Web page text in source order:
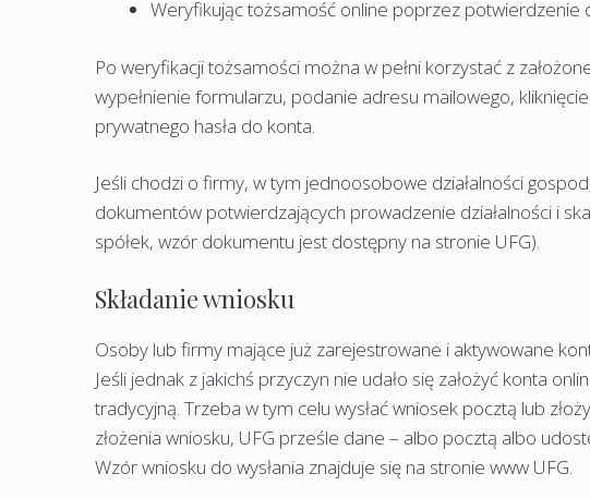
Weryfikując tożsamość online poprzez potwierdzenie
Po weryfikacji tożsamości można w pełni korzystać z
wypełnienie formularzu, podanie adresu mailowego,
prywatnego hasła do konta.
Jeśli chodzi o firmy, w tym jednoosobowe działalności
dokumentów potwierdzających prowadzenie działalności i
spółek, wzór dokumentu jest dostępny na stronie UFG).
Składanie wniosku
Osoby lub firmy mające już zarejestrowane i aktywowane
Jeśli jednak z jakichś przyczyn nie udało się założyć konta
tradycyjną. Trzeba w tym celu wysłać wniosek pocztą lub
złożenia wniosku, UFG prześle dane – albo pocztą albo
Wzór wniosku do wysłania znajduje się na stronie www UFG.